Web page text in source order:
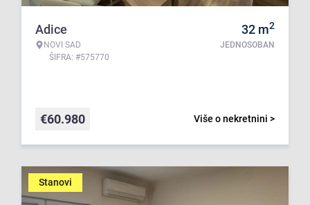
Adice
NOVI SAD
ŠIFRA: #575770
32 m2
JEDNOSOBAN
Više o nekretnini >
€60.980
Stanovi